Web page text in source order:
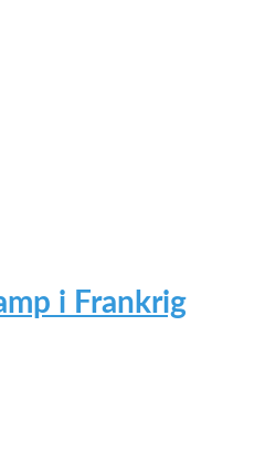
i Frankrig